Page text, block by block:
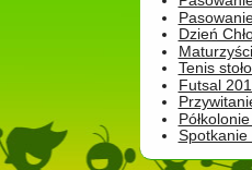
Dzień
Tenis
Futsal